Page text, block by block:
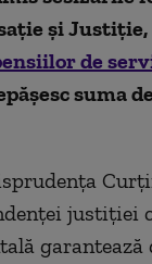
şi
de
suma
justiţiei
garantează